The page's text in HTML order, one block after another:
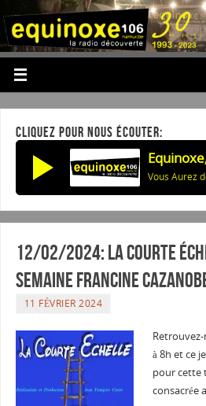
CLIQUEZ POUR NOUS ÉCOUTER:
12/02/2024: La courte
semaine Francine
11 FÉVRIER 2024
à 8h et ce
pour cette
consacrée